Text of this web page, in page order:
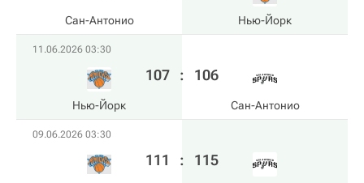
Сан-Антонио Нью-Йорк
11.06.2026 03:30
Нью-Йорк
107 : 106
Сан-Антонио
09.06.2026 03:30
111 : 115